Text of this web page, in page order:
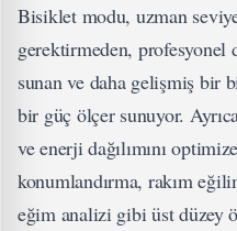
Bisiklet modu, uzman
gerektirmeden, profesyonel
sunan ve daha gelişmiş bir
bir güç ölçer sunuyor.
ve enerji dağılımını
konumlandırma, rakım
eğim analizi gibi üst düzey